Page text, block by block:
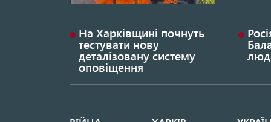
На Харківщині почнуть
тестувати нову
деталізовану систему
оповіщення